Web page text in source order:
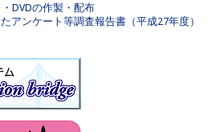
DVDの作製・配布
アンケート等調査報告書（平成27年度）